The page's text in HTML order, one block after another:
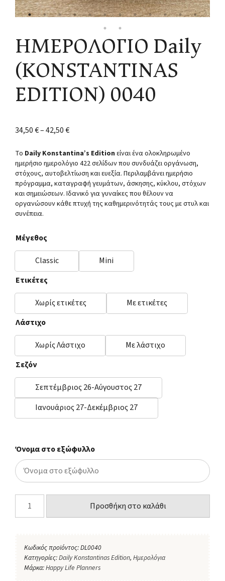
ΗΜΕΡΟΛΟΓΙΟ Daily
(KONSTANTINAS
EDITION) 0040
34,50€–42,50€
Το Daily Konstantina’s Edition είναι ένα ολοκληρωμένο
ημερήσιο ημερολόγιο 422 σελίδων που συνδυάζει οργάνωση,
στόχους, αυτοβελτίωση και ευεξία. Περιλαμβάνει ημερήσιο
πρόγραμμα, καταγραφή γευμάτων, άσκησης, κύκλου, στόχων
και σημειώσεων. Ιδανικό για γυναίκες που θέλουν να
οργανώσουν κάθε πτυχή της καθημερινότητάς τους με στυλ και
συνέπεια.
Μέγεθος
Classic
Mini
Ετικέτες
Χωρίς ετικέτες
Με ετικέτες
Λάστιχο
Χωρίς Λάστιχο
Με λάστιχο
Σεζόν
Σεπτέμβριος 26-Αύγουστος 27
Ιανουάριος 27-Δεκέμβριος 27
Όνομα στο εξώφυλλο
Προσθήκη στο καλάθι
Κωδικός προϊόντος:DL0040
Κατηγορίες:Daily Konstantinas Edition, Ημερολόγια
Μάρκα:Happy Life Planners